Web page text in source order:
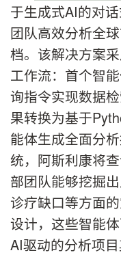
于生成式AI的对
团队高效分析全
档。该解决方案
工作流：首个智
询指令实现数据
果转换为基于
能体生成全面分
统，阿斯利康将
部团队能够挖掘
诊疗缺口等方面
设计，这些智能
AI驱动的分析项目